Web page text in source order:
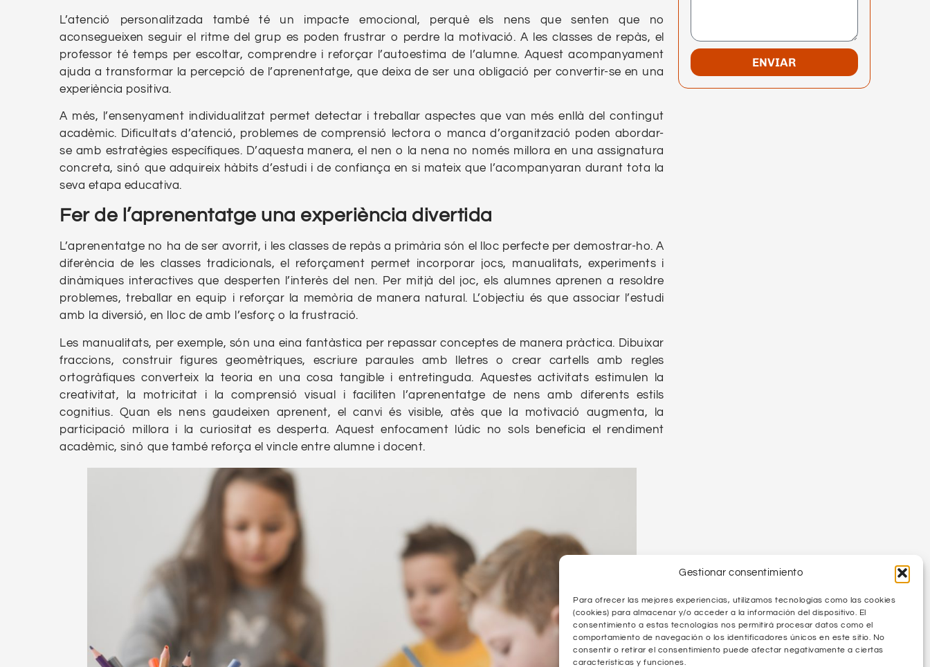
Gestionar consentimiento
Para ofrecer las mejores experiencias, utilizamos tecnologías como las cookies
(cookies) para almacenar y/o acceder a la información del dispositivo. El
consentimiento a estas tecnologías nos permitirá procesar datos como el
comportamiento de navegación o los identificadores únicos en este sitio. No
consentir o retirar el consentimiento puede afectar negativamente a ciertas
características y funciones.
L’atenció personalitzada també té un impacte emocional, perquè els nens que senten que no
aconsegueixen seguir el ritme del grup es poden frustrar o perdre la motivació. A les classes de repàs, el
professor té temps per escoltar, comprendre i reforçar l’autoestima de l’alumne. Aquest acompanyament
ajuda a transformar la percepció de l’aprenentatge, que deixa de ser una obligació per convertir-se en una
experiència positiva.
A més, l’ensenyament individualitzat permet detectar i treballar aspectes que van més enllà del contingut
acadèmic. Dificultats d’atenció, problemes de comprensió lectora o manca d’organització poden abordar-
se amb estratègies específiques. D’aquesta manera, el nen o la nena no només millora en una assignatura
concreta, sinó que adquireix hàbits d’estudi i de confiança en si mateix que l’acompanyaran durant tota la
seva etapa educativa.
Fer de l’aprenentatge una experiència divertida
L’aprenentatge no ha de ser avorrit, i les classes de repàs a primària són el lloc perfecte per demostrar-ho. A
diferència de les classes tradicionals, el reforçament permet incorporar jocs, manualitats, experiments i
dinàmiques interactives que desperten l’interès del nen. Per mitjà del joc, els alumnes aprenen a resoldre
problemes, treballar en equip i reforçar la memòria de manera natural. L’objectiu és que associar l’estudi
amb la diversió, en lloc de amb l’esforç o la frustració.
Les manualitats, per exemple, són una eina fantàstica per repassar conceptes de manera pràctica. Dibuixar
fraccions, construir figures geomètriques, escriure paraules amb lletres o crear cartells amb regles
ortogràfiques converteix la teoria en una cosa tangible i entretinguda. Aquestes activitats estimulen la
creativitat, la motricitat i la comprensió visual i faciliten l’aprenentatge de nens amb diferents estils
cognitius. Quan els nens gaudeixen aprenent, el canvi és visible, atès que la motivació augmenta, la
participació millora i la curiositat es desperta. Aquest enfocament lúdic no sols beneficia el rendiment
acadèmic, sinó que també reforça el vincle entre alumne i docent.
ENVIAR